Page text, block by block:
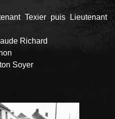
Texier puis Lieutenant
Richard
Soyer